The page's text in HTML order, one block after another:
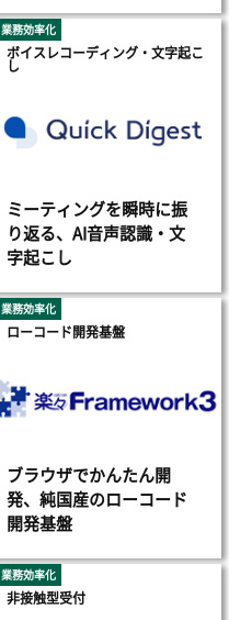
業務効率化
ボイスレコーディング・文字起こ
し
ミーティングを瞬時に振
り返る、AI音声認識・文
字起こし
業務効率化
ローコード開発基盤
ブラウザでかんたん開
発、純国産のローコード
開発基盤
業務効率化
非接触型受付